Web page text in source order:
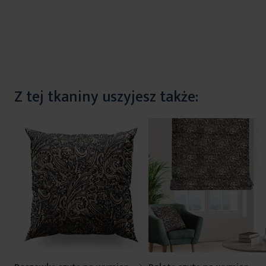
Z tej tkaniny uszyjesz także: